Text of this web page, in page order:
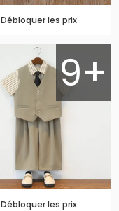
Débloquer les prix
9+
Débloquer les prix